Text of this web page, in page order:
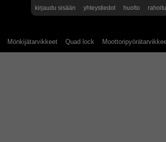
kirjaudu sisään yhteystiedot huolto
Mönkijätarvikkeet Quad lock